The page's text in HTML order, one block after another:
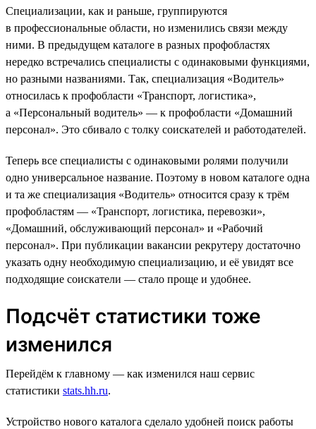
Специализации, как и раньше, группируются
в профессиональные области, но изменились связи между
ними. В предыдущем каталоге в разных профобластях
нередко встречались специалисты с одинаковыми функциями,
но разными названиями. Так, специализация «Водитель»
относилась к профобласти «Транспорт, логистика»,
а «Персональный водитель» — к профобласти «Домашний
персонал». Это сбивало с толку соискателей и работодателей.
Теперь все специалисты с одинаковыми ролями получили
одно универсальное название. Поэтому в новом каталоге одна
и та же специализация «Водитель» относится сразу к трём
профобластям — «Транспорт, логистика, перевозки»,
«Домашний, обслуживающий персонал» и «Рабочий
персонал». При публикации вакансии рекрутеру достаточно
указать одну необходимую специализацию, и её увидят все
подходящие соискатели — стало проще и удобнее.
Подсчёт статистики тоже
изменился
Перейдём к главному — как изменился наш сервис
статистики stats.hh.ru.
Устройство нового каталога сделало удобней поиск работы